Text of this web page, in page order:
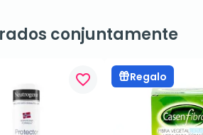
conjuntamente
favorite_border Regalo